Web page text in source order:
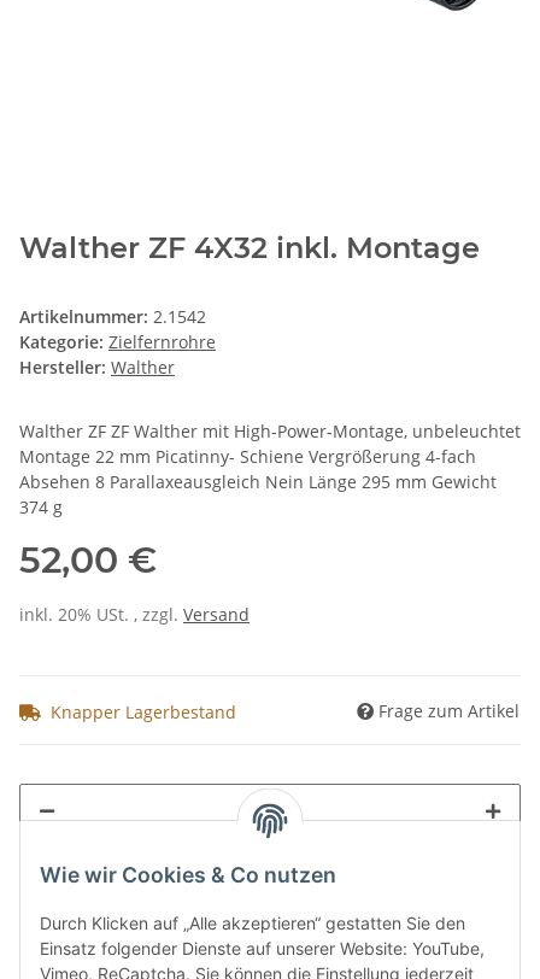
Wie wir Cookies & Co nutzen
Durch Klicken auf „Alle akzeptieren“ gestatten Sie den
Einsatz folgender Dienste auf unserer Website: YouTube,
Vimeo, ReCaptcha. Sie können die Einstellung jederzeit
Walther ZF 4X32 inkl. Montage
Artikelnummer: 2.1542
Kategorie: Zielfernrohre
Hersteller: Walther
Walther ZF ZF Walther mit High-Power-Montage, unbeleuchtet
Montage 22 mm Picatinny- Schiene Vergrößerung 4-fach
Absehen 8 Parallaxeausgleich Nein Länge 295 mm Gewicht
374 g
52,00 €
inkl. 20% USt. , zzgl. Versand
Knapper Lagerbestand Frage zum Artikel